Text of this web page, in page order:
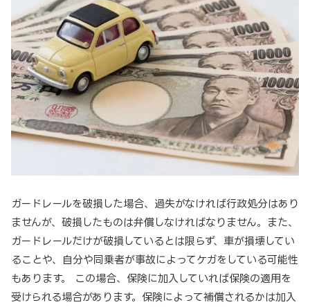
ガードレールを破損した場合、過失がなければ行政処分はあり
ませんが、破損したものは弁償しなければなりません。また、
ガードレールだけが破損しているとは限らず、車が損壊してい
ることや、自分や同乗者が事故によってケガをしている可能性
もあります。 この場合、保険に加入していれば保険の適用を
受けられる場合があります。保険によって補償されるかは加入